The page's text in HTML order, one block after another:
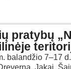
pratybų
balandžio 7–17
Jakai,